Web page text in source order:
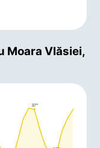
Moara Vlăsiei,
37°